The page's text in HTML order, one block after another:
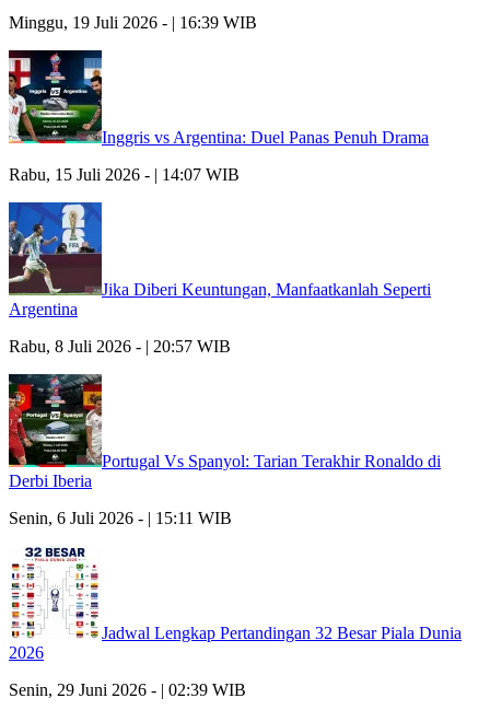
Minggu, 19 Juli 2026 - | 16:39 WIB
Inggris vs Argentina: Duel Panas Penuh Drama
Rabu, 15 Juli 2026 - | 14:07 WIB
Jika Diberi Keuntungan, Manfaatkanlah Seperti
Argentina
Rabu, 8 Juli 2026 - | 20:57 WIB
Portugal Vs Spanyol: Tarian Terakhir Ronaldo di
Derbi Iberia
Senin, 6 Juli 2026 - | 15:11 WIB
Jadwal Lengkap Pertandingan 32 Besar Piala Dunia
2026
Senin, 29 Juni 2026 - | 02:39 WIB